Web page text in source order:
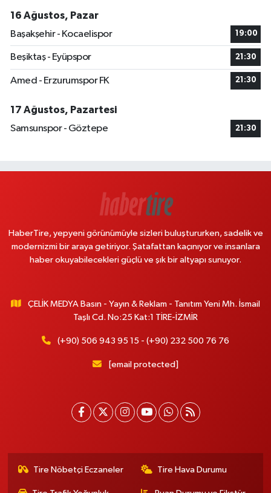
16 Ağustos, Pazar
Başakşehir - Kocaelispor
19:00
Beşiktaş - Eyüpspor 21:30
Amed - Erzurumspor FK 21:30
17 Ağustos, Pazartesi
Samsunspor - Göztepe
21:30
HaberTire, yepyeni görünümüyle sizleri buluştururken, sadelik ve
modernizmi bir araya getiriyor. Şatafattan kaçınıyor ve insanlara
haber okuyabilecekleri güçlü ve şık bir altyapı sunuyor.
ÇELİK MEDYA Basın - Yayın & Reklam - Tanıtım Yeni Mh. İsmail
Taşlı Cd. No:25 Kat:1 TİRE-İZMİR
(+90) 506 943 95 15 - (+90) 232 500 76 76
[email protected]
Tire Nöbetçi Eczaneler Tire Hava Durumu